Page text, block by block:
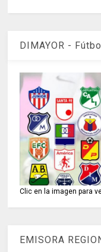
DIMAYOR -
Clic en la imagen para
EMISORA